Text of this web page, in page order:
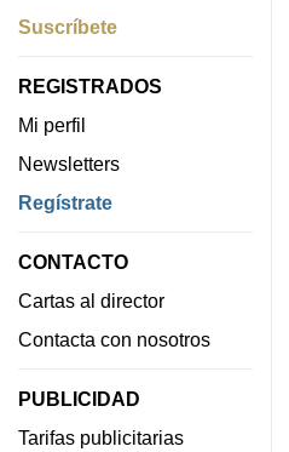
Suscríbete
REGISTRADOS
Mi perfil
Newsletters
Regístrate
CONTACTO
Cartas al director
Contacta con nosotros
PUBLICIDAD
Tarifas publicitarias